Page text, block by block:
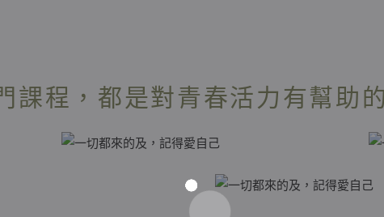
課程，都是對青春活力有幫助